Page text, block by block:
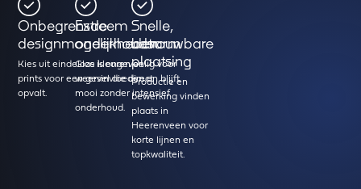
Onbegrensde
designmogelijkheden
Kies uit eindeloze kleuren en
prints voor een gevel die direct
opvalt.
Extreem
onderhoudsarm
Glas is ongevoelig voor
weersinvloeden en blijft
mooi zonder intensief
onderhoud.
Snelle,
betrouwbare
plaatsing
Productie en
bewerking vinden
plaats in
Heerenveen voor
korte lijnen en
topkwaliteit.